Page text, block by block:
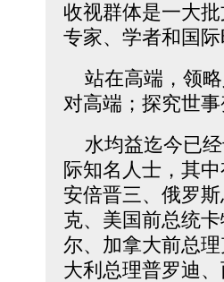
收视群体是一大
专家、学者和国际
站在高端，领略
对高端；探究世
水均益迄今已经
际知名人士，其
安倍晋三、俄罗
克、美国前总统
尔、加拿大前总
大利总理普罗迪